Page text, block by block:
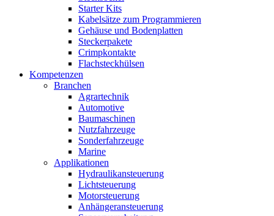
Starter Kits
Kabelsätze zum Programmieren
Gehäuse und Bodenplatten
Steckerpakete
Crimpkontakte
Flachsteckhülsen
Kompetenzen
Branchen
Agrartechnik
Automotive
Baumaschinen
Nutzfahrzeuge
Sonderfahrzeuge
Marine
Applikationen
Hydraulikansteuerung
Lichtsteuerung
Motorsteuerung
Anhängeransteuerung